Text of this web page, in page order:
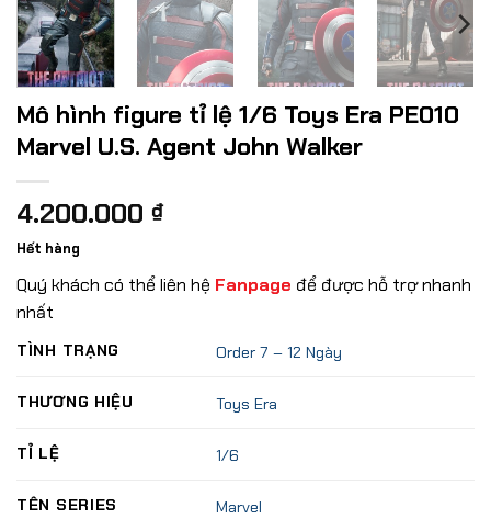
Mô hình figure tỉ lệ 1/6 Toys Era PE010
Marvel U.S. Agent John Walker
4.200.000 ₫
Hết hàng
Quý khách có thể liên hệ Fanpage để được hỗ trợ nhanh
nhất
TÌNH TRẠNG Order 7 – 12 Ngày
THƯƠNG HIỆU Toys Era
TỈ LỆ 1/6
TÊN SERIES Marvel